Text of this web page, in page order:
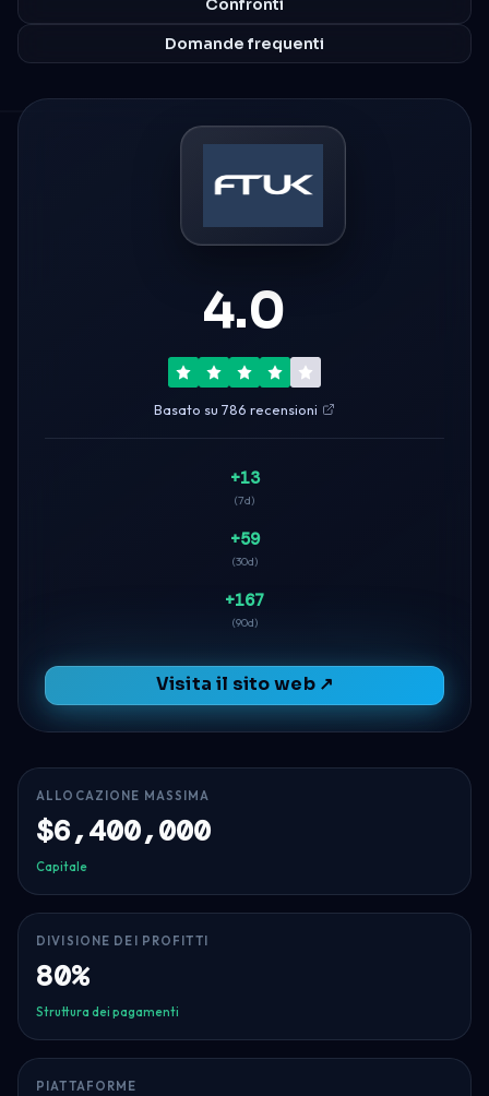
Domande frequenti
4.0
Basato su 786 recensioni
+13
(7d)
+59
(30d)
+167
(90d)
Visita il sito web ↗
ALLOCAZIONE MASSIMA
$6,400,000
Capitale
DIVISIONE DEI PROFITTI
80%
Struttura dei pagamenti
PIATTAFORME